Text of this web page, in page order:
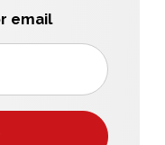
email